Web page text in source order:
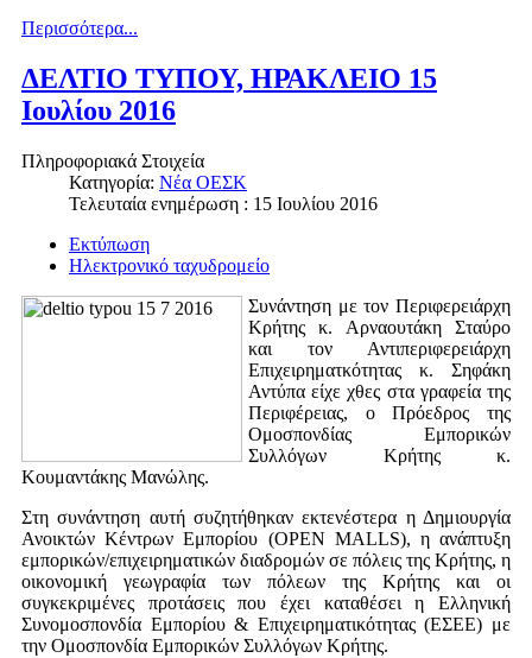
Περισσότερα...
ΔΕΛΤΙΟ ΤΥΠΟΥ, HΡΑΚΛΕΙΟ 15
Ιουλίου 2016
Πληροφοριακά Στοιχεία
Κατηγορία: Νέα ΟΕΣΚ
Τελευταία ενημέρωση : 15 Ιουλίου 2016
Εκτύπωση
Ηλεκτρονικό ταχυδρομείο
Συνάντηση με τον Περιφερειάρχη
Κρήτης κ. Αρναουτάκη Σταύρο
και τον Αντιπεριφερειάρχη
Επιχειρηματκότητας κ. Σηφάκη
Αντύπα είχε χθες στα γραφεία της
Περιφέρειας, ο Πρόεδρος της
Ομοσπονδίας Εμπορικών
Συλλόγων Κρήτης κ.
Κουμαντάκης Μανώλης.
Στη συνάντηση αυτή συζητήθηκαν εκτενέστερα η Δημιουργία
Ανοικτών Κέντρων Εμπορίου (OPEN MALLS), η ανάπτυξη
εμπορικών/επιχειρηματικών διαδρομών σε πόλεις της Κρήτης, η
οικονομική γεωγραφία των πόλεων της Κρήτης και οι
συγκεκριμένες προτάσεις που έχει καταθέσει η Ελληνική
Συνομοσπονδία Εμπορίου & Επιχειρηματικότητας (ΕΣΕΕ) με
την Ομοσπονδία Εμπορικών Συλλόγων Κρήτης.